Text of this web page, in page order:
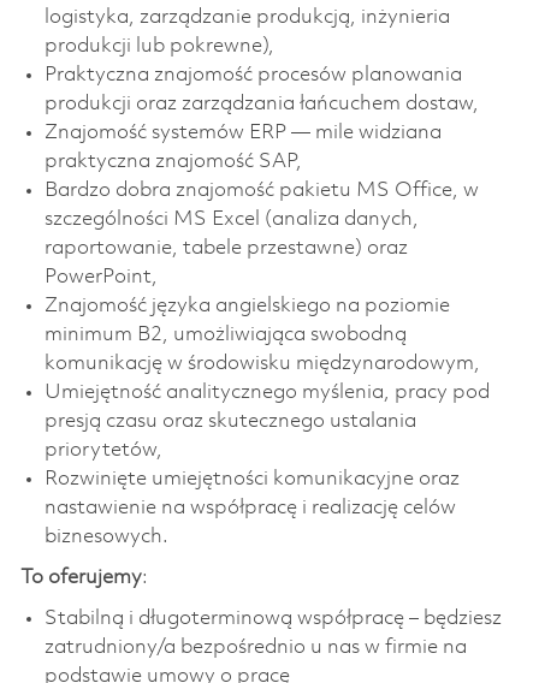
logistyka, zarządzanie produkcją, inżynieria
produkcji lub pokrewne),
Praktyczna znajomość procesów planowania
produkcji oraz zarządzania łańcuchem dostaw,
Znajomość systemów ERP — mile widziana
praktyczna znajomość SAP,
Bardzo dobra znajomość pakietu MS Office, w
szczególności MS Excel (analiza danych,
raportowanie, tabele przestawne) oraz
PowerPoint,
Znajomość języka angielskiego na poziomie
minimum B2, umożliwiająca swobodną
komunikację w środowisku międzynarodowym,
Umiejętność analitycznego myślenia, pracy pod
presją czasu oraz skutecznego ustalania
priorytetów,
Rozwinięte umiejętności komunikacyjne oraz
nastawienie na współpracę i realizację celów
biznesowych.
To oferujemy:
Stabilną i długoterminową współpracę – będziesz
zatrudniony/a bezpośrednio u nas w firmie na
podstawie umowy o pracę